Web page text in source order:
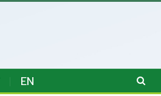
EN